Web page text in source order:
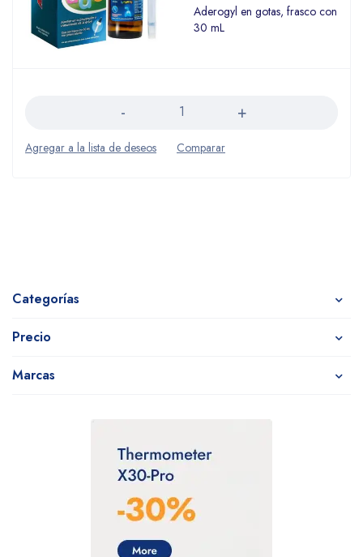
Categorías
Precio
Marcas
Aderogyl en gotas, frasco con
30 mL